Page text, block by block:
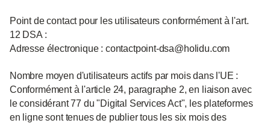
Point de contact pour les utilisateurs conformément à l'art.
12 DSA :
Adresse électronique : contactpoint-dsa@holidu.com
Nombre moyen d'utilisateurs actifs par mois dans l'UE :
Conformément à l'article 24, paragraphe 2, en liaison avec
le considérant 77 du "Digital Services Act", les plateformes
en ligne sont tenues de publier tous les six mois des